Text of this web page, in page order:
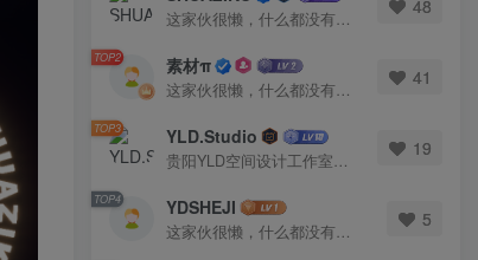
这家伙很懒，什么都没有写...
48
TOP2 素材π
这家伙很懒，什么都没有写...
41
TOP3 YLD.Studio
贵阳YLD空间设计工作室，高端设计图库 ADVANCED CAD TEMPLATE 系列作者。联系邮箱：yld.studio@foxmail.com
19
TOP4 YDSHEJI
这家伙很懒，什么都没有写...
5